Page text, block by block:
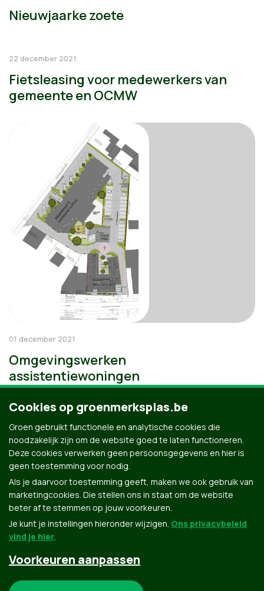
Nieuwjaarke zoete
22 december 2021
Fietsleasing voor medewerkers van
gemeente en OCMW
01 december 2021
Omgevingswerken
assistentiewoningen
Groen.be
Cookies op groenmerksplas.be
Groen gebruikt functionele en analytische cookies die
noodzakelijk zijn om de website goed te laten functioneren.
Deze cookies verwerken geen persoonsgegevens en hier is
geen toestemming voor nodig.
Als je daarvoor toestemming geeft, maken we ook gebruik van
marketingcookies. Die stellen ons in staat om de website
beter af te stemmen op jouw voorkeuren.
Je kunt je instellingen hieronder wijzigen. Ons privacybeleid
vind je hier.
Voorkeuren aanpassen